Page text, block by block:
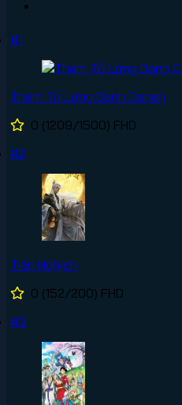
#1
Thám Tử Lừng Danh Conan
0 (1209/1500) FHD
#2
Tiên Nghịch
0 (152/200) FHD
#3